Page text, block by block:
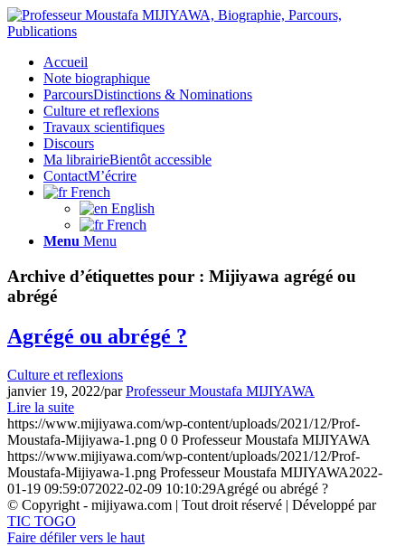
Accueil
Note biographique
ParcoursDistinctions & Nominations
Culture et reflexions
Travaux scientifiques
Discours
Ma librairieBientôt accessible
ContactM’écrire
French
English
French
Menu Menu
Archive d’étiquettes pour : Mijiyawa agrégé ou
abrégé
Agrégé ou abrégé ?
Culture et reflexions
janvier 19, 2022/parProfesseur Moustafa MIJIYAWA
Lire la suite
https://www.mijiyawa.com/wp-content/uploads/2021/12/Prof-
Moustafa-Mijiyawa-1.png 0 0 Professeur Moustafa MIJIYAWA
https://www.mijiyawa.com/wp-content/uploads/2021/12/Prof-
Moustafa-Mijiyawa-1.png Professeur Moustafa MIJIYAWA2022-
01-19 09:59:072022-02-09 10:10:29Agrégé ou abrégé ?
© Copyright - mijiyawa.com | Tout droit réservé | Développé par
TIC TOGO
Faire défiler vers le haut